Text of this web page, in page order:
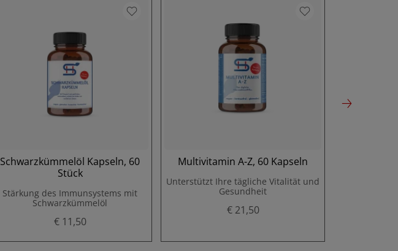
Schwarzkümmelöl Kapseln, 60
Stück
Stärkung des Immunsystems mit
Schwarzkümmelöl
€ 11,50
Multivitamin A-Z, 60 Kapseln
Unterstützt Ihre tägliche Vitalität und
Gesundheit
€ 21,50